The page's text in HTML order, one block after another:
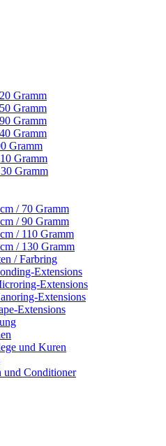
Gramm
Gramm
Gramm
Gramm
Gramm
Gramm
Gramm
/ 70 Gramm
/ 90 Gramm
/ 110 Gramm
/ 130 Gramm
/ Farbring
Extensions
Extensions
Extensions
Extensions
und Kuren
und Conditioner